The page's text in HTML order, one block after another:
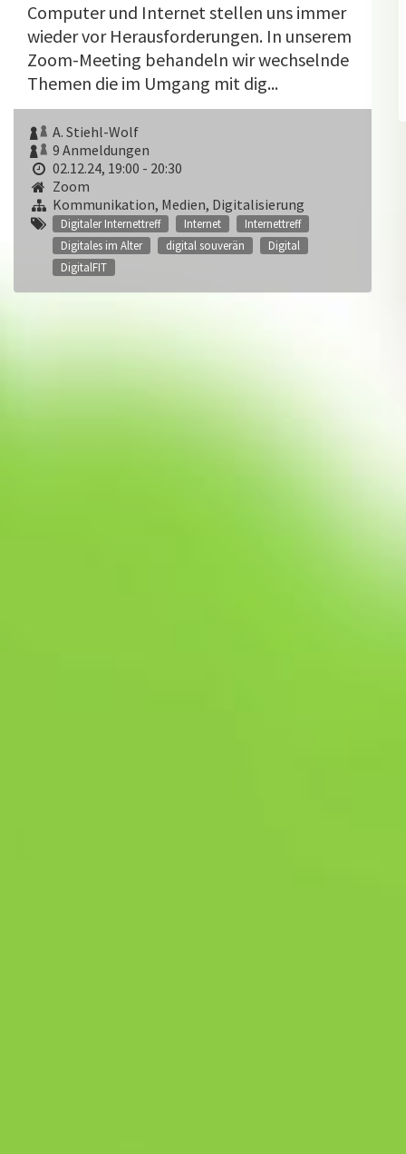
Computer und Internet stellen uns immer
wieder vor Herausforderungen. In unserem
Zoom-Meeting behandeln wir wechselnde
Themen die im Umgang mit dig...
A. Stiehl-Wolf
9 Anmeldungen
02.12.24, 19:00 - 20:30
Zoom
Kommunikation, Medien, Digitalisierung
Digitaler Internettreff Internet
Internettreff
Digitales im Alter
digital souverän
Digital
DigitalFIT